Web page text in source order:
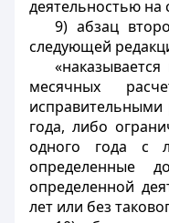
деятельностью на
9) абзац
следующей
месячных
года, либо
одного года с
определенные
определенной
лет или без